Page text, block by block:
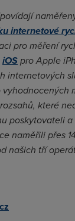
internetové
pro měření
iOSpro Apple
internetových
které
poskytovateli a
naměřili přes
našich tří